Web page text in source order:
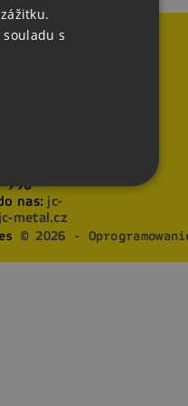
990
nas: jc-
metal.cz
© 2026 -
souladu s